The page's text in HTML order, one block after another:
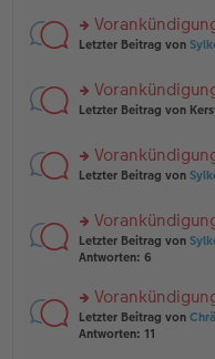
g
B
ei
g
es
e
B
ei
g
u
n
es
e
B
ei
g
rs
u
n
es
e
B
ei
tr
g
Letzter Beitrag von
rs
u
n
es
e
n
B
ei
tr
a
Letzter Beitrag von
rs
u
n
g
es
e
n
er
Letzter Beitrag von
rs
te
n
g
el
Letzter Beitrag von
Antworten: 6
rs
te
Letzter Beitrag von
Antworten: 11